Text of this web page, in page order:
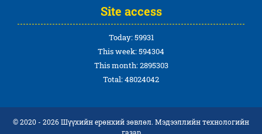
Site access
Today: 59931
This week: 594304
This month: 2895303
Total: 48024042
© 2020 - 2026 Шүүхийн ерөнхий зөвлөл. Мэдээллийн технологийн